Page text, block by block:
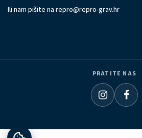
Ili nam pišite na repro@repro-grav.hr
PRATITE NAS